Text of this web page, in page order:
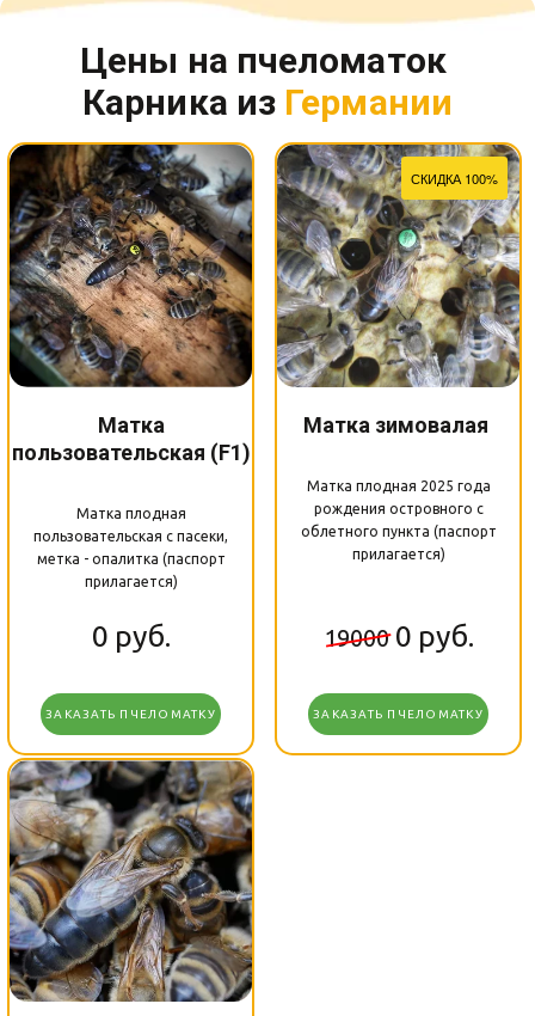
Цены на пчеломаток
Карника из Германии
Матка
пользовательская (F1)
Матка плодная
пользовательская с пасеки,
метка - опалитка (паспорт
прилагается)
0 руб.
ЗАКАЗАТЬ ПЧЕЛОМАТКУ
СКИДКА 100%
Матка зимовалая
Матка плодная 2025 года
рождения островного с
облетного пункта (паспорт
прилагается)
19000 0 руб.
ЗАКАЗАТЬ ПЧЕЛОМАТКУ